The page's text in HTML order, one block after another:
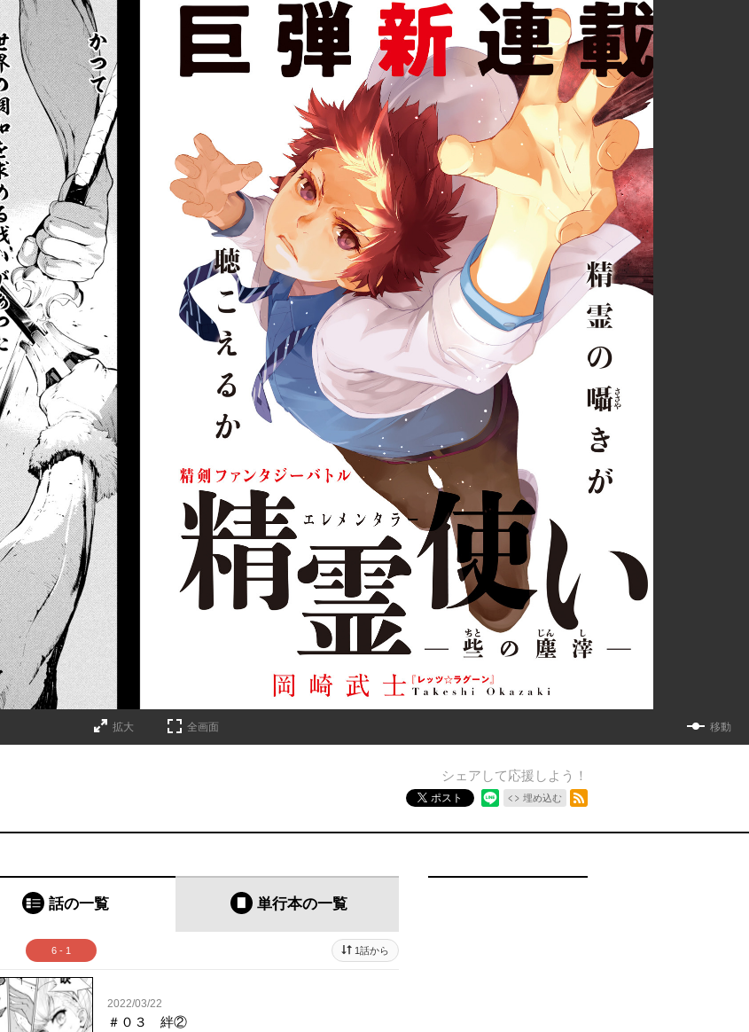
拡大 全画面 移動
シェアして応援しよう！
ポスト 埋め込む
話の一覧 単行本の一覧
6 - 1 1話から
2022/03/22
＃０３ 絆②